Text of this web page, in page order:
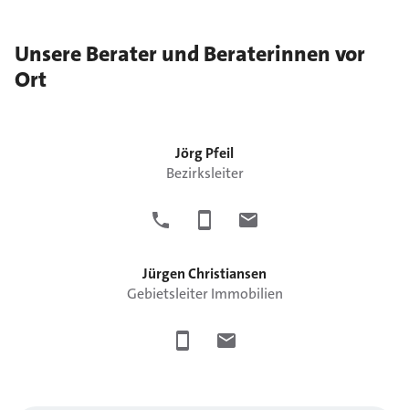
Unsere Berater und Beraterinnen vor
Ort
JörgPfeil
Bezirksleiter
JürgenChristiansen
Gebietsleiter Immobilien